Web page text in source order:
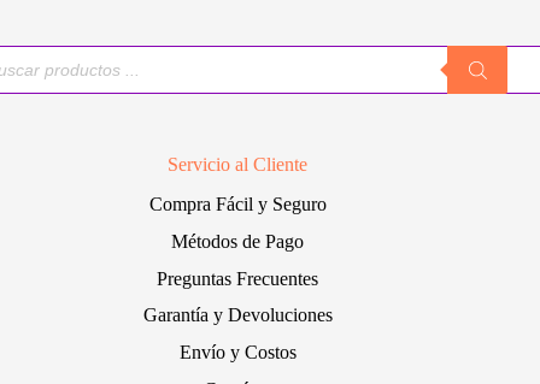
Servicio al Cliente
Compra Fácil y Seguro
Métodos de Pago
Preguntas Frecuentes
Garantía y Devoluciones
Envío y Costos